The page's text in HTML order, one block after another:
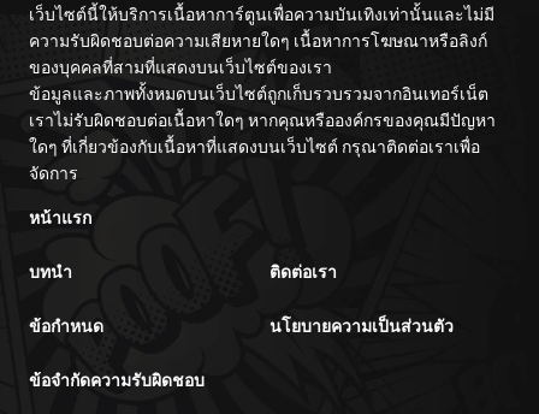
เว็บไซต์นี้ให้บริการเนื้อหาการ์ตูนเพื่อความบันเทิงเท่านั้นและไม่มี
ความรับผิดชอบต่อความเสียหายใดๆ เนื้อหาการโฆษณาหรือลิงก์
ของบุคคลที่สามที่แสดงบนเว็บไซต์ของเรา
ข้อมูลและภาพทั้งหมดบนเว็บไซต์ถูกเก็บรวบรวมจากอินเทอร์เน็ต
เราไม่รับผิดชอบต่อเนื้อหาใดๆ หากคุณหรือองค์กรของคุณมีปัญหา
ใดๆ ที่เกี่ยวข้องกับเนื้อหาที่แสดงบนเว็บไซต์ กรุณาติดต่อเราเพื่อ
จัดการ
หน้าแรก
บทนำ ติดต่อเรา
ข้อกำหนด นโยบายความเป็นส่วนตัว
ข้อจำกัดความรับผิดชอบ